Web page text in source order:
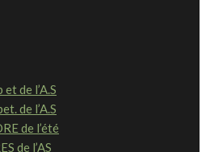
de l’A.S
de l’A.S
de l’été
de l’AS